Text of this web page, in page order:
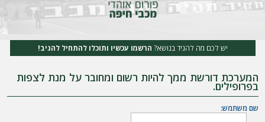
ו
ר
ש
מ
יש לכם מה להגיד בנושא? הרשמו עכשיו ותוכלו להתחיל להגיב!
המערכת דורשת ממך להיות רשום ומחובר על מנת לצפות
בפרופילים.
שם משתמש: